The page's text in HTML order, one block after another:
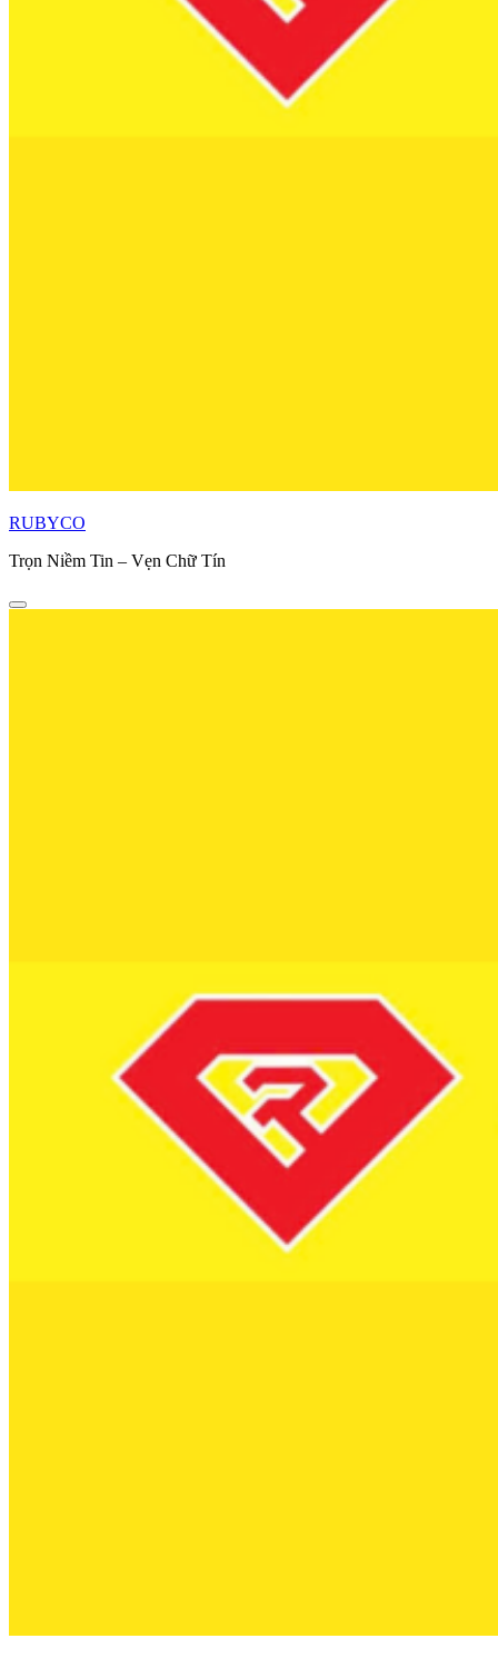
RUBYCO
Trọn Niềm Tin – Vẹn Chữ Tín